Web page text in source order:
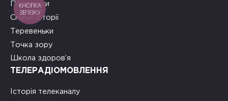
Подружки
Смачні історії
Теревеньки
Точка зору
Школа здоров’я
ТЕЛЕРАДІОМОВЛЕННЯ
Історія телеканалу
КНОПКА
ЗВ'ЯЗКУ